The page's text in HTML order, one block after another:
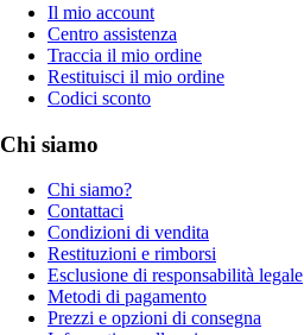
Il mio account
Centro assistenza
Traccia il mio ordine
Restituisci il mio ordine
Codici sconto
Chi siamo
Chi siamo?
Contattaci
Condizioni di vendita
Restituzioni e rimborsi
Esclusione di responsabilità legale
Metodi di pagamento
Prezzi e opzioni di consegna